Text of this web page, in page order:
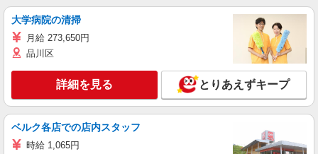
大学病院の清掃
月給 273,650円
品川区
詳細を見る とりあえずキープ
ベルク各店での店内スタッフ
時給 1,065円